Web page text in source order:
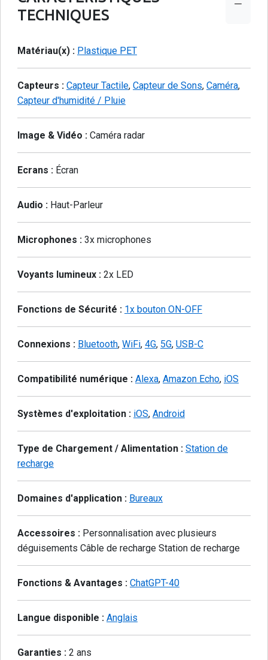
TECHNIQUES
Matériau(x) : Plastique PET
Capteurs : Capteur Tactile, Capteur de Sons, Caméra,
Capteur d'humidité / Pluie
Image & Vidéo : Caméra radar
Ecrans : Écran
Audio : Haut-Parleur
Microphones : 3x microphones
Voyants lumineux : 2x LED
Fonctions de Sécurité : 1x bouton ON-OFF
Connexions : Bluetooth, WiFi, 4G, 5G, USB-C
Compatibilité numérique : Alexa, Amazon Echo, iOS
Systèmes d'exploitation : iOS, Android
Type de Chargement / Alimentation : Station de
recharge
Domaines d'application : Bureaux
Accessoires : Personnalisation avec plusieurs
déguisements Câble de recharge Station de recharge
Fonctions & Avantages : ChatGPT-40
Langue disponible : Anglais
Garanties : 2 ans